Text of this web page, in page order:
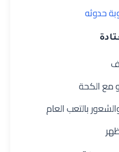
حدوثه
مع الكحة
بالتعب العام